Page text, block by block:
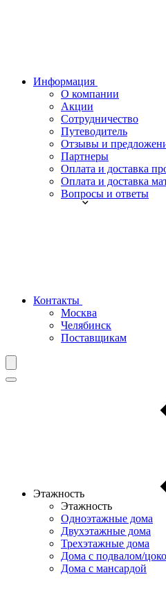
Информация
О компании
Акции
Сотрудничество
Путеводитель
Отзывы и
Партнеры
Оплата и доставка
Оплата и доставка
Вопросы и ответы
Контакты
Москва
Челябинск
Поставщикам
Этажность
Этажность
Одноэтажные дома
Двухэтажные дома
Трехэтажные дома
Дома с подвалом/
Дома с мансардой